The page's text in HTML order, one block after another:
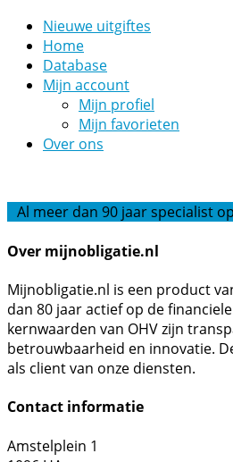
Nieuwe uitgiftes
Home
Database
Mijn account
Mijn profiel
Mijn favorieten
Over ons
Al meer dan 90 jaar specialist
Over mijnobligatie.nl
Mijnobligatie.nl is een product
dan 80 jaar actief op de
kernwaarden van OHV zijn
betrouwbaarheid en innovatie.
als client van onze diensten.
Contact informatie
Amstelplein 1